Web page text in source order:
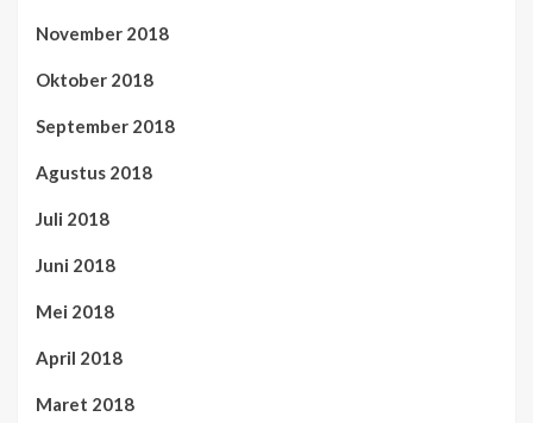
November 2018
Oktober 2018
September 2018
Agustus 2018
Juli 2018
Juni 2018
Mei 2018
April 2018
Maret 2018